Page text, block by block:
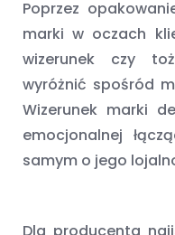
Poprzez
marki w oczach
wizerunek czy
wyróżnić spośród
Wizerunek marki
emocjonalnej
samym o jego